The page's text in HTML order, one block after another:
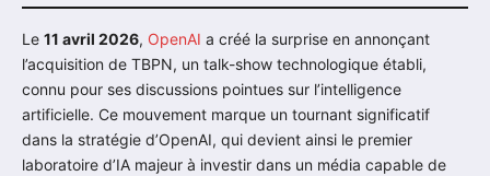
Le 11 avril 2026, OpenAI a créé la surprise en annonçant
l’acquisition de TBPN, un talk-show technologique établi,
connu pour ses discussions pointues sur l’intelligence
artificielle. Ce mouvement marque un tournant significatif
dans la stratégie d’OpenAI, qui devient ainsi le premier
laboratoire d’IA majeur à investir dans un média capable de